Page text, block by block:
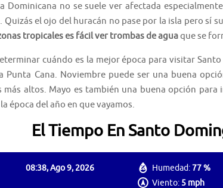
Dominicana no se suele ver afectada
el ojo del huracán no pase por la isla pero sí
tropicales es fácil ver trombas de aguaque se
cuándo es la mejor época para visitar
Punta Cana. Noviembre puede ser una buena
altos. Mayo es también una buena opción
época del año en que vayamos.
El Tiempo En Santo
08:38,Ago 9, 2026 Humedad:77 %
Viento: 5 mph